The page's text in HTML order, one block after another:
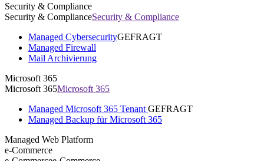
Security & Compliance
Security & ComplianceSecurity & Compliance
Managed CybersecurityGEFRAGT
Managed Firewall
Mail Archivierung
Microsoft 365
Microsoft 365Microsoft 365
Managed Microsoft 365 Tenant GEFRAGT
Managed Backup für Microsoft 365
Managed Web Platform
e-Commerce